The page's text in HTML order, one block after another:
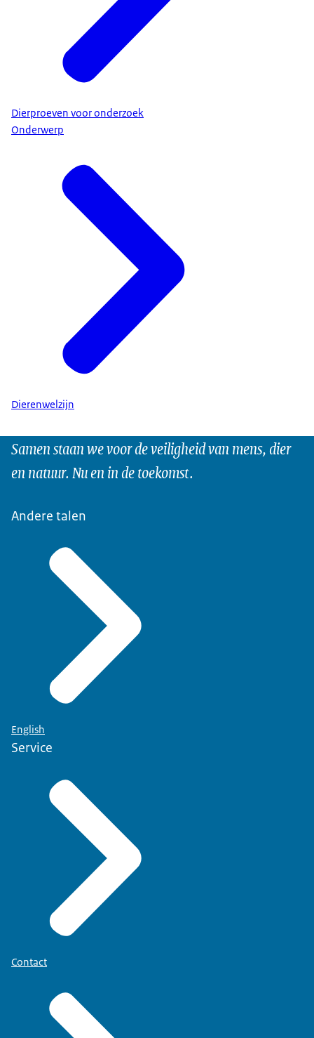
Dierproeven voor onderzoek
Onderwerp
Dierenwelzijn
Samen staan we voor de veiligheid van mens, dier
en natuur. Nu en in de toekomst.
Andere talen
English
Service
Contact